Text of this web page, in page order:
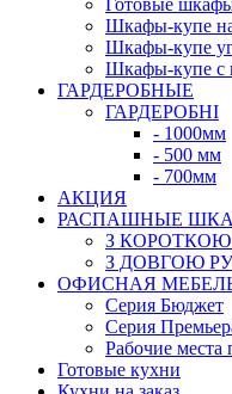
Готовые
Шкафы-купе на
Шкафы-купе
Шкафы-купе с
ГАРДЕРОБНЫЕ
ГАРДЕРОБНІ
- 1000мм
- 500 мм
- 700мм
АКЦИЯ
РАСПАШНЫЕ
З
З ДОВГОЮ
ОФИСНАЯ
Серия Бюджет
Серия
Рабочие места
Готовые кухни